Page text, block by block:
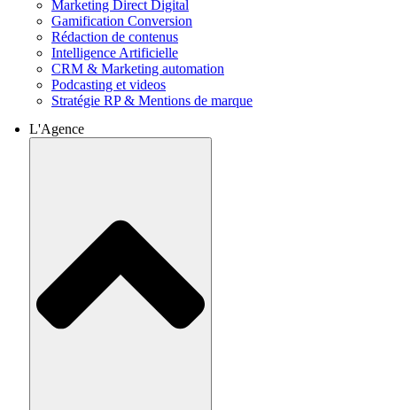
Marketing Direct Digital
Gamification Conversion
Rédaction de contenus
Intelligence Artificielle
CRM & Marketing automation
Podcasting et videos
Stratégie RP & Mentions de marque
L'Agence